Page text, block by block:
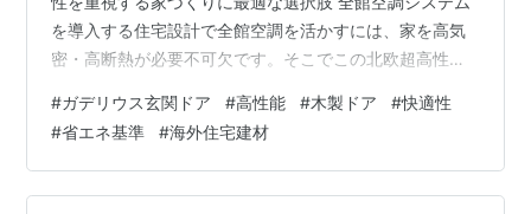
を導入する住宅設計で全館空調を活かすには、家を高気
密・高断熱が必要不可欠です。そこでこの北欧超高性能
基準法 変更により原則的にすべての新築建築物に対し
て、開口部にも（玄関ドア、窓）省エネ基準への適合が
義務化。海外木製ドア商品として他商品より省エネ基準
数値をはるかに超えた高性能であるため安心して取り入
#ガデリウス玄関ドア #高性能 #木製ドア #快適性
#省エネ基準 #海外住宅建材